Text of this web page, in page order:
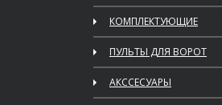
КОМПЛЕКТУЮЩИЕ
ПУЛЬТЫ ДЛЯ ВОРОТ
АКССЕСУАРЫ